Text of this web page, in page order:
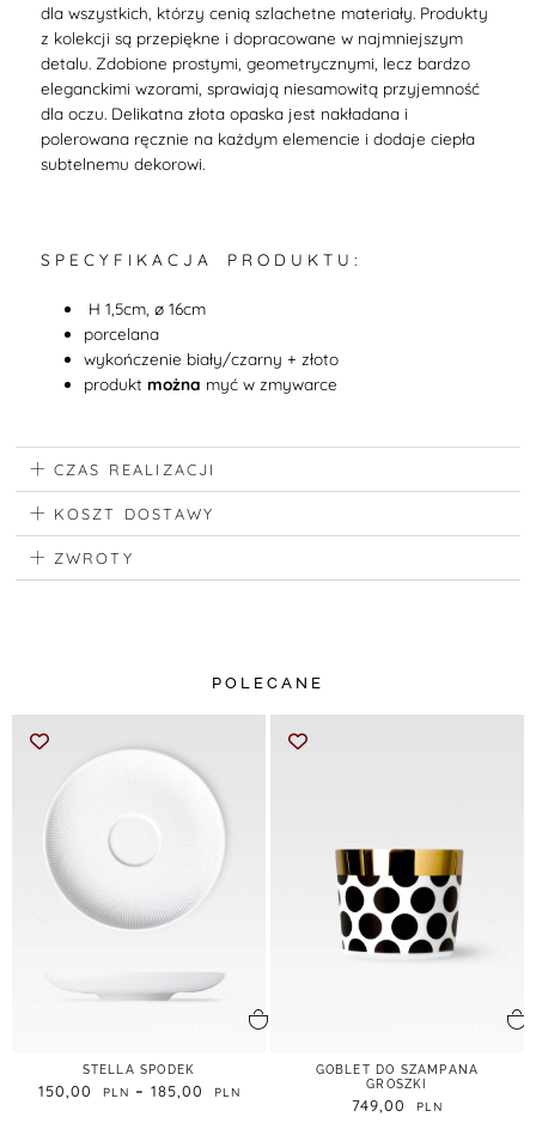
dla wszystkich, którzy cenią szlachetne materiały. Produkty
z kolekcji są przepiękne i dopracowane w najmniejszym
detalu. Zdobione prostymi, geometrycznymi, lecz bardzo
eleganckimi wzorami, sprawiają niesamowitą przyjemność
dla oczu. Delikatna złota opaska jest nakładana i
polerowana ręcznie na każdym elemencie i dodaje ciepła
subtelnemu dekorowi.
S P E C Y F I K A C J A P R O D U K T U :
H 1,5cm, ø 16cm
porcelana
wykończenie biały/czarny + złoto
produkt można myć w zmywarce
CZAS REALIZACJI
KOSZT DOSTAWY
ZWROTY
POLECANE
STELLA SPODEK
150,00 – 185,00
GOBLET DO SZAMPANA
GROSZKI
749,00